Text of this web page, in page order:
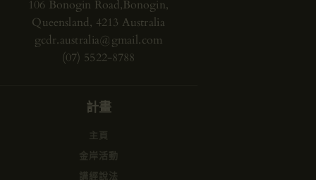
106 Bonogin Road,Bonogin,
Queensland, 4213 Australia
gcdr.australia@gmail.com
(07) 5522-8788
計畫
主頁
金岸活動
講經說法